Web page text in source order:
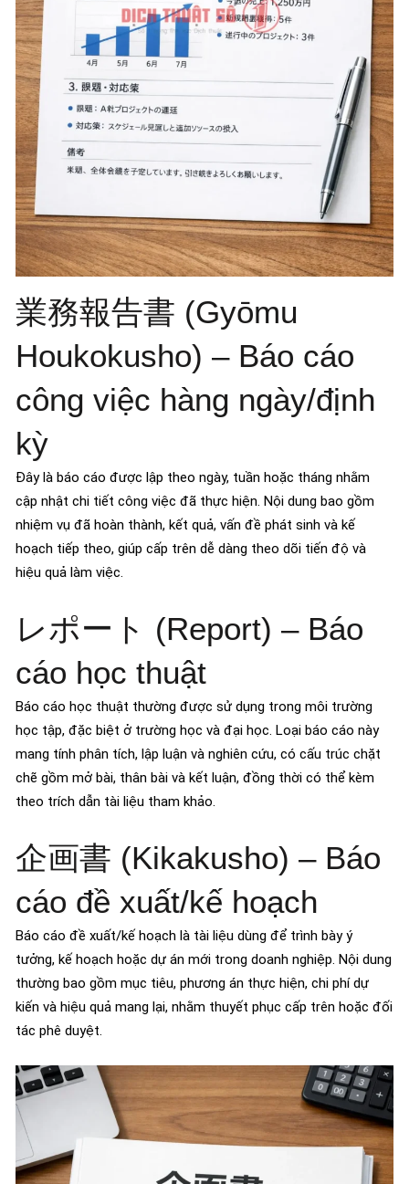
業務報告書 (Gyōmu
Houkokusho) – Báo cáo
công việc hàng ngày/định
kỳ
Đây là báo cáo được lập theo ngày, tuần hoặc tháng nhằm
cập nhật chi tiết công việc đã thực hiện. Nội dung bao gồm
nhiệm vụ đã hoàn thành, kết quả, vấn đề phát sinh và kế
hoạch tiếp theo, giúp cấp trên dễ dàng theo dõi tiến độ và
hiệu quả làm việc.
レポート (Report) – Báo
cáo học thuật
Báo cáo học thuật thường được sử dụng trong môi trường
học tập, đặc biệt ở trường học và đại học. Loại báo cáo này
mang tính phân tích, lập luận và nghiên cứu, có cấu trúc chặt
chẽ gồm mở bài, thân bài và kết luận, đồng thời có thể kèm
theo trích dẫn tài liệu tham khảo.
企画書 (Kikakusho) – Báo
cáo đề xuất/kế hoạch
Báo cáo đề xuất/kế hoạch là tài liệu dùng để trình bày ý
tưởng, kế hoạch hoặc dự án mới trong doanh nghiệp. Nội dung
thường bao gồm mục tiêu, phương án thực hiện, chi phí dự
kiến và hiệu quả mang lại, nhằm thuyết phục cấp trên hoặc đối
tác phê duyệt.